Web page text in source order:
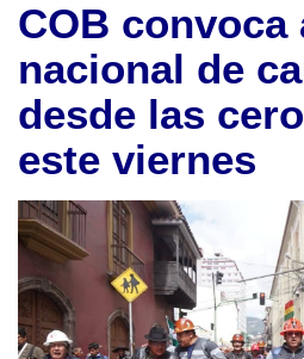
COB convoca
nacional de
desde las
este viernes